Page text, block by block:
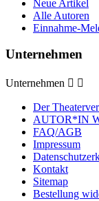
Neue Artikel
Alle Autoren
Einnahme-
Unternehmen
Unternehmen  
Der
AUTOR*IN
FAQ/AGB
Impressum
Kontakt
Sitemap
Bestellung